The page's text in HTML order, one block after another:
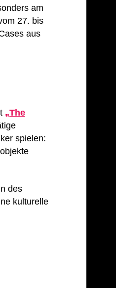
am
27. bis
aus
„The
spielen:
des
kulturelle